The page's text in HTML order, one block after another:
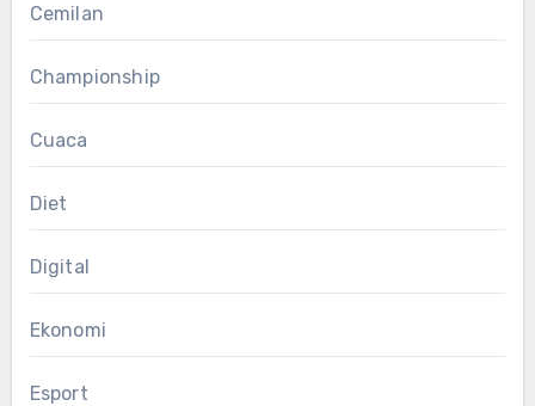
Cemilan
Championship
Cuaca
Diet
Digital
Ekonomi
Esport